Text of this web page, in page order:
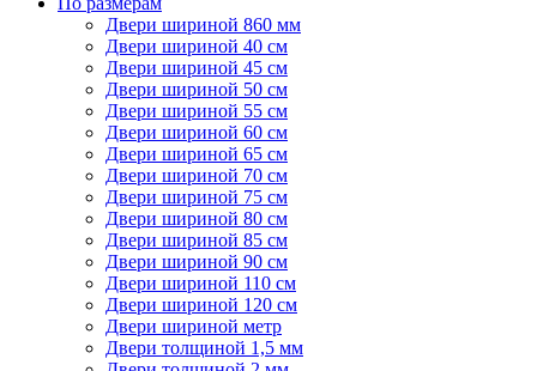
Двери шириной 860 мм
Двери шириной 40 см
Двери шириной 45 см
Двери шириной 50 см
Двери шириной 55 см
Двери шириной 60 см
Двери шириной 65 см
Двери шириной 70 см
Двери шириной 75 см
Двери шириной 80 см
Двери шириной 85 см
Двери шириной 90 см
Двери шириной 110 см
Двери шириной 120 см
Двери шириной метр
Двери толщиной 1,5 мм